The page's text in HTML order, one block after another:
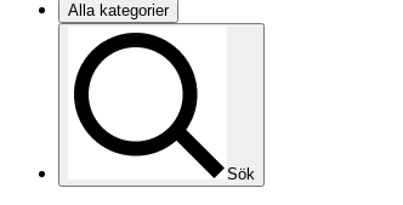
Alla kategorier
Sök